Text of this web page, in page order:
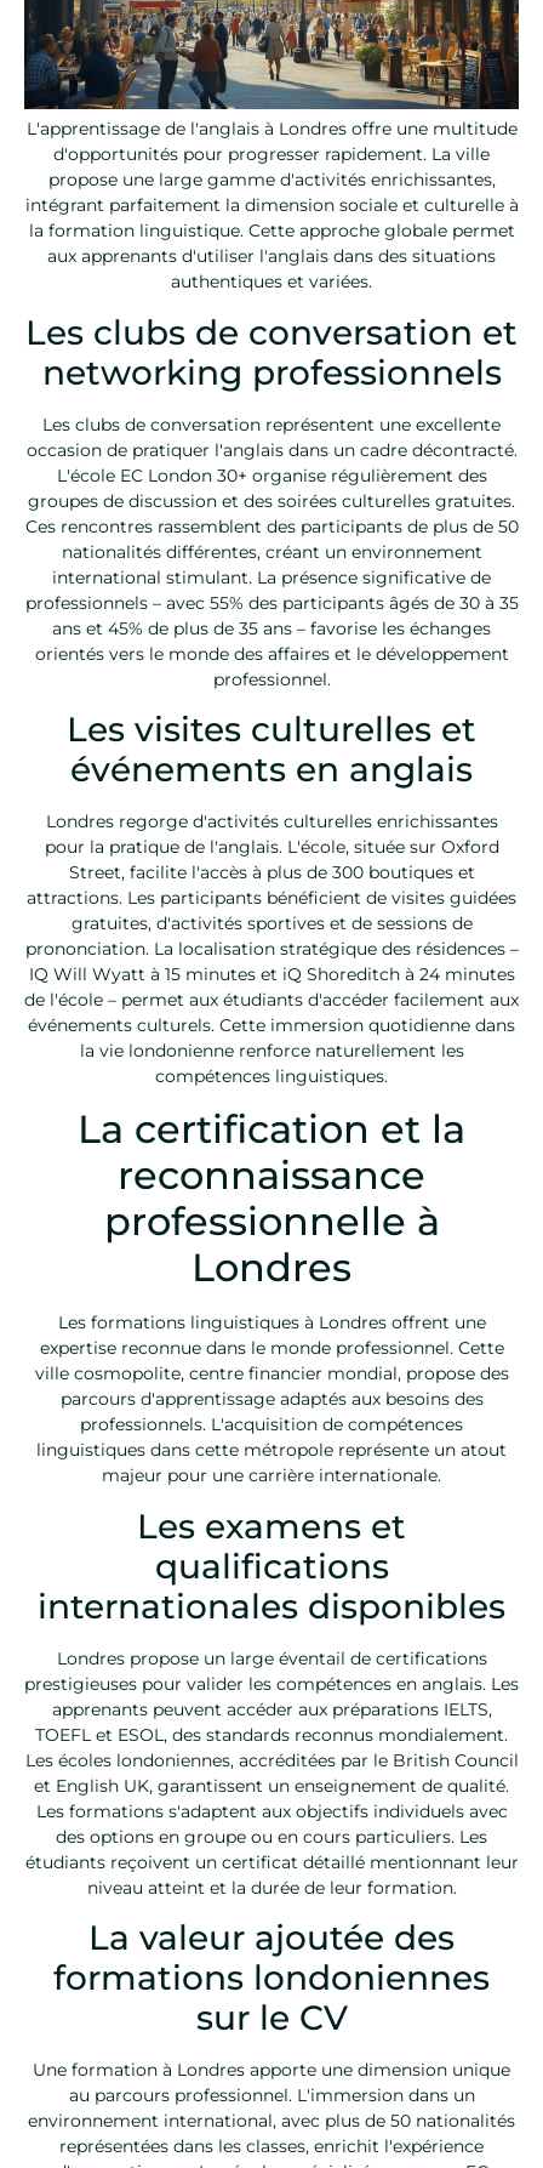
L'apprentissage de l'anglais à Londres offre une multitude
d'opportunités pour progresser rapidement. La ville
propose une large gamme d'activités enrichissantes,
intégrant parfaitement la dimension sociale et culturelle à
la formation linguistique. Cette approche globale permet
aux apprenants d'utiliser l'anglais dans des situations
authentiques et variées.
Les clubs de conversation et
networking professionnels
Les clubs de conversation représentent une excellente
occasion de pratiquer l'anglais dans un cadre décontracté.
L'école EC London 30+ organise régulièrement des
groupes de discussion et des soirées culturelles gratuites.
Ces rencontres rassemblent des participants de plus de 50
nationalités différentes, créant un environnement
international stimulant. La présence significative de
professionnels – avec 55% des participants âgés de 30 à 35
ans et 45% de plus de 35 ans – favorise les échanges
orientés vers le monde des affaires et le développement
professionnel.
Les visites culturelles et
événements en anglais
Londres regorge d'activités culturelles enrichissantes
pour la pratique de l'anglais. L'école, située sur Oxford
Street, facilite l'accès à plus de 300 boutiques et
attractions. Les participants bénéficient de visites guidées
gratuites, d'activités sportives et de sessions de
prononciation. La localisation stratégique des résidences –
IQ Will Wyatt à 15 minutes et iQ Shoreditch à 24 minutes
de l'école – permet aux étudiants d'accéder facilement aux
événements culturels. Cette immersion quotidienne dans
la vie londonienne renforce naturellement les
compétences linguistiques.
La certification et la
reconnaissance
professionnelle à
Londres
Les formations linguistiques à Londres offrent une
expertise reconnue dans le monde professionnel. Cette
ville cosmopolite, centre financier mondial, propose des
parcours d'apprentissage adaptés aux besoins des
professionnels. L'acquisition de compétences
linguistiques dans cette métropole représente un atout
majeur pour une carrière internationale.
Les examens et
qualifications
internationales disponibles
Londres propose un large éventail de certifications
prestigieuses pour valider les compétences en anglais. Les
apprenants peuvent accéder aux préparations IELTS,
TOEFL et ESOL, des standards reconnus mondialement.
Les écoles londoniennes, accréditées par le British Council
et English UK, garantissent un enseignement de qualité.
Les formations s'adaptent aux objectifs individuels avec
des options en groupe ou en cours particuliers. Les
étudiants reçoivent un certificat détaillé mentionnant leur
niveau atteint et la durée de leur formation.
La valeur ajoutée des
formations londoniennes
sur le CV
Une formation à Londres apporte une dimension unique
au parcours professionnel. L'immersion dans un
environnement international, avec plus de 50 nationalités
représentées dans les classes, enrichit l'expérience